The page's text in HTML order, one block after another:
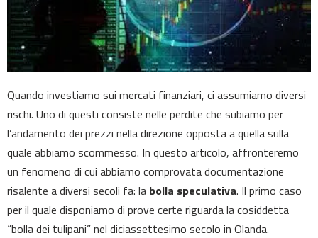
Quando investiamo sui mercati finanziari, ci assumiamo diversi
rischi. Uno di questi consiste nelle perdite che subiamo per
l’andamento dei prezzi nella direzione opposta a quella sulla
quale abbiamo scommesso. In questo articolo, affronteremo
un fenomeno di cui abbiamo comprovata documentazione
risalente a diversi secoli fa: la bolla speculativa. Il primo caso
per il quale disponiamo di prove certe riguarda la cosiddetta
“bolla dei tulipani” nel diciassettesimo secolo in Olanda.